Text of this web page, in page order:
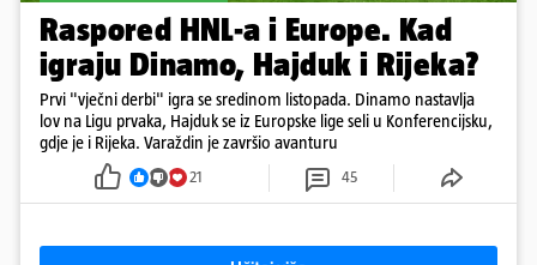
Raspored HNL-a i Europe. Kad
igraju Dinamo, Hajduk i Rijeka?
Prvi "vječni derbi" igra se sredinom listopada. Dinamo nastavlja
lov na Ligu prvaka, Hajduk se iz Europske lige seli u Konferencijsku,
gdje je i Rijeka. Varaždin je završio avanturu
21 45